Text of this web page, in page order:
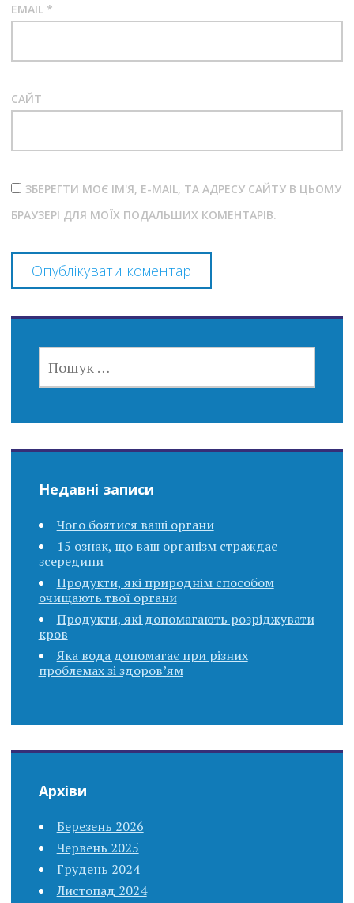
EMAIL *
САЙТ
ЗБЕРЕГТИ МОЄ ІМ'Я, E-MAIL, ТА АДРЕСУ САЙТУ В ЦЬОМУ
БРАУЗЕРІ ДЛЯ МОЇХ ПОДАЛЬШИХ КОМЕНТАРІВ.
Недавні записи
Чого боятися ваші органи
15 ознак, що ваш організм страждає
зсередини
Продукти, які природнім способом
очищають твої органи
Продукти, які допомагають розріджувати
кров
Яка вода допомагає при різних
проблемах зі здоров’ям
Архіви
Березень 2026
Червень 2025
Грудень 2024
Листопад 2024